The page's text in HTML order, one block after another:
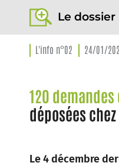
Le dossier
L'info n°02 24/01/
120
déposées
Le 4 décembre